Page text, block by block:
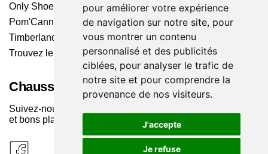
pour améliorer votre expérience
de navigation sur notre site, pour
vous montrer un contenu
personnalisé et des publicités
ciblées, pour analyser le trafic de
notre site et pour comprendre la
provenance de nos visiteurs.
J'accepte
Je refuse
Only Shoes
Pom'Cannelle
Timberland
Trouvez le magasin le plus proche
Chaussuresonline sur les Médias sociaux
Suivez-nous sur les réseaux pour les dernières tendances
et bons plans !